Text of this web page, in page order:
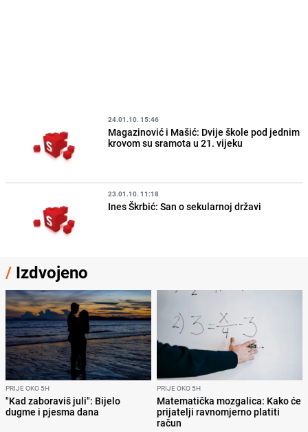
24.01.10. 15:46
Magazinović i Mašić: Dvije škole pod jednim
krovom su sramota u 21. vijeku
23.01.10. 11:18
Ines Škrbić: San o sekularnoj državi
/ Izdvojeno
PRIJE OKO 5H
"Kad zaboraviš juli": Bijelo
dugme i pjesma dana
PRIJE OKO 5H
Matematička mozgalica: Kako će
prijatelji ravnomjerno platiti
račun